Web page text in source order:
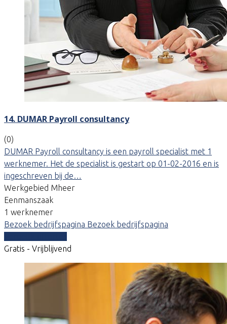
14. DUMAR Payroll consultancy
(0)
DUMAR Payroll consultancy is een payroll specialist met 1
werknemer. Het de specialist is gestart op 01-02-2016 en is
ingeschreven bij de…
Werkgebied Mheer
Eenmanszaak
1 werknemer
Bezoek bedrijfspagina Bezoek bedrijfspagina
Gratis - Vrijblijvend